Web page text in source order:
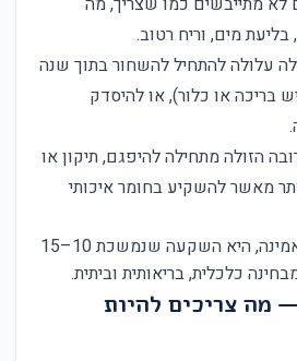
מים, וריח רטוב.
עלולה להתחיל להשחור בתוך שנה
בריכה או כלור), או להיסדק
הזולה מתחילה להיפגם, תיקון או
מאשר להשקיע בחומר איכותי
רובה איכותית, בטוחה ואמינה, היא השקעה שנמשכת 10–15
כלכלית, בריאותית וביתית.
מה צריכים להיות